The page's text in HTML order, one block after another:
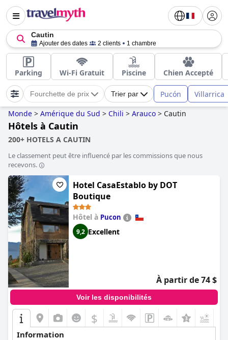
Cautin
Ajouter des dates 2 clients 1 chambre
Parking Wi-Fi Gratuit Piscine Chien Accepté
Fourchette de prix Trier par Pucón Villarrica
Monde > Amérique du Sud > Chili > Arauco > Cautin
Hôtels à Cautin
200+ HOTELS A CAUTIN
Le classement peut être influencé par les commissions que nous
recevons.
Hotel CasaEstablo by DOT
Boutique
Hôtel à Pucon
9,2 Excellent
À partir de 74 $
Voir les disponibilités
$
Information